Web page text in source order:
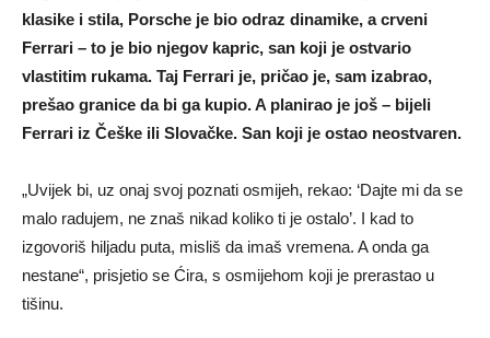
klasike i stila, Porsche je bio odraz dinamike, a crveni
Ferrari – to je bio njegov kapric, san koji je ostvario
vlastitim rukama. Taj Ferrari je, pričao je, sam izabrao,
prešao granice da bi ga kupio. A planirao je još – bijeli
Ferrari iz Češke ili Slovačke. San koji je ostao neostvaren.
„Uvijek bi, uz onaj svoj poznati osmijeh, rekao: ‘Dajte mi da se
malo radujem, ne znaš nikad koliko ti je ostalo’. I kad to
izgovoriš hiljadu puta, misliš da imaš vremena. A onda ga
nestane“, prisjetio se Ćira, s osmijehom koji je prerastao u
tišinu.